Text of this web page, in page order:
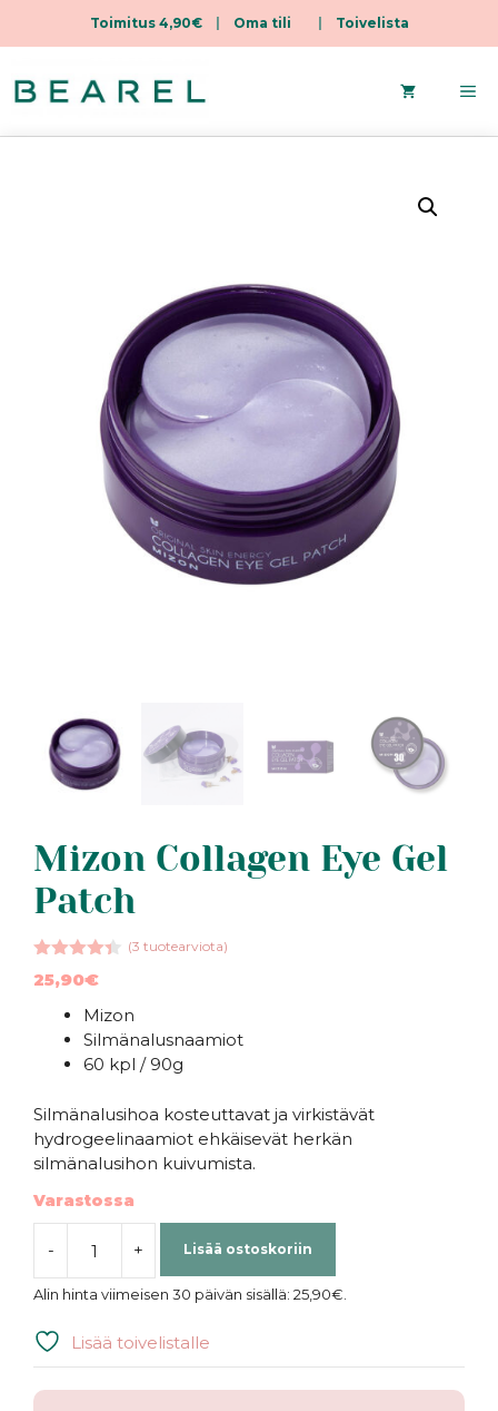
Toimitus 4,90€| Oma tili Toivelista
sisältöön
Mizon Collagen Eye Gel
Patch
4.33
5:stä
(3 tuotearviota)
25,90€
Mizon
Silmänalusnaamiot
60 kpl / 90g
Silmänalusihoa kosteuttavat ja virkistävät
hydrogeelinaamiot ehkäisevät herkän
silmänalusihon kuivumista.
Varastossa
-
Mizon
Collagen
Gel
+ Lisää ostoskoriin
Alin hinta viimeisen 30 päivän sisällä: 25,90€.
Lisää toivelistalle